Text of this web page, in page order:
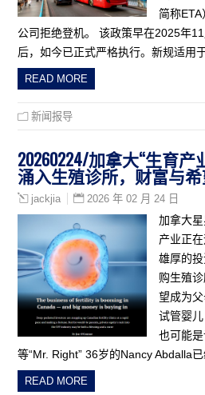
简称
公司拒绝登机。 该政策早在2025年
后，如今已正式严格执行。新规适用
READ MORE
新闻报导
20260224/加拿大“生育
涌入生殖诊所，财富与
jackjia 2026 年 02 月 24 日
加拿大
产业正
雄厚的
购生殖
望成为
试管婴儿
也可能
等“Mr. Right” 36岁的Nancy Abdalla
READ MORE